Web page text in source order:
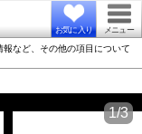
お気に入り メニュー
など、その他の項目について
1/3